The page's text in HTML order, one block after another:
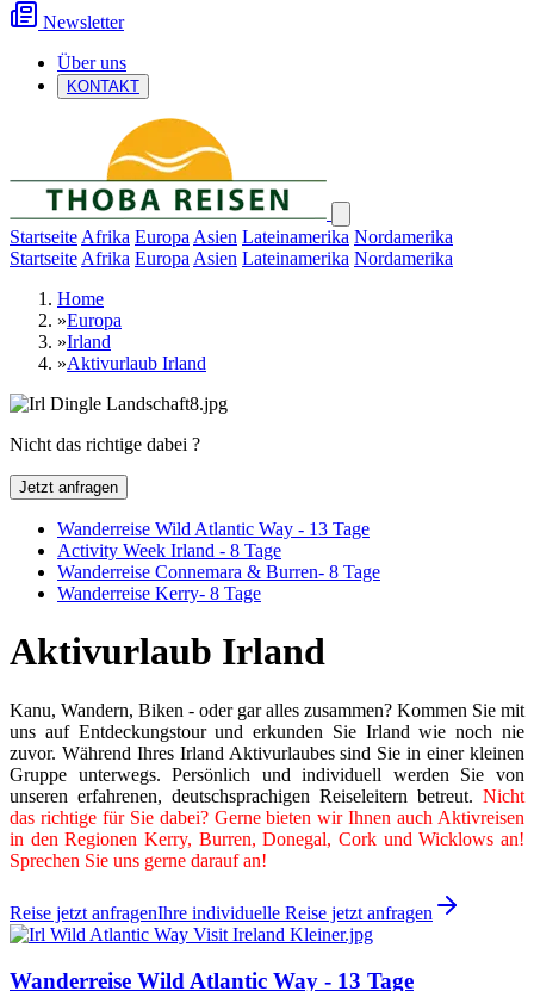
Newsletter
Über uns
KONTAKT
Startseite Afrika Europa Asien Lateinamerika Nordamerika
Startseite Afrika Europa Asien Lateinamerika Nordamerika
Home
»Europa
»Irland
»Aktivurlaub Irland
Nicht das richtige dabei ?
Jetzt anfragen
Wanderreise Wild Atlantic Way - 13 Tage
Activity Week Irland - 8 Tage
Wanderreise Connemara & Burren- 8 Tage
Wanderreise Kerry- 8 Tage
Aktivurlaub Irland
Kanu, Wandern, Biken - oder gar alles zusammen? Kommen Sie mit
uns auf Entdeckungstour und erkunden Sie Irland wie noch nie
zuvor. Während Ihres Irland Aktivurlaubes sind Sie in einer kleinen
Gruppe unterwegs. Persönlich und individuell werden Sie von
unseren erfahrenen, deutschsprachigen Reiseleitern betreut. Nicht
das richtige für Sie dabei? Gerne bieten wir Ihnen auch Aktivreisen
in den Regionen Kerry, Burren, Donegal, Cork und Wicklows an!
Sprechen Sie uns gerne darauf an!
Reise jetzt anfragenIhre individuelle Reise jetzt anfragen
Wanderreise Wild Atlantic Way - 13 Tage